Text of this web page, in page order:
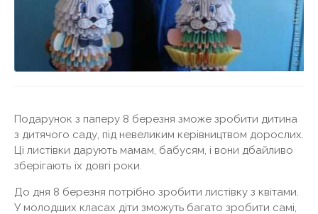
Подарунок з паперу 8 березня зможе зробити дитина
з дитячого саду, під невеликим керівництвом дорослих.
Ці листівки дарують мамам, бабусям, і вони дбайливо
зберігають їх довгі роки.
До дня 8 березня потрібно зробити листівку з квітами.
У молодших класах діти зможуть багато зробити самі,